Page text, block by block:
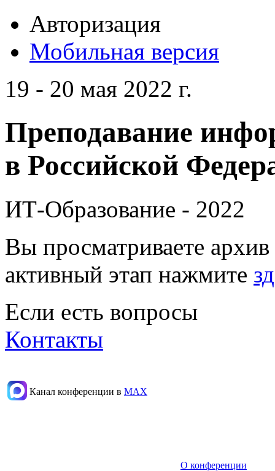
Авторизация
Мобильная версия
19 - 20 мая 2022 г.
Преподавание
в Российской
ИТ-Образование - 2022
Вы просматриваете
активный этап нажмите
Если есть вопросы
Контакты
Канал конференции в МАХ
О конференции